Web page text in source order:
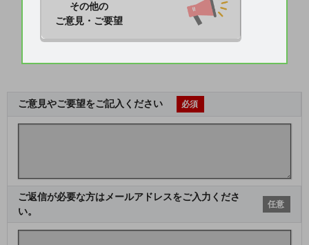
その他の
ご意見・ご要望
ご意見やご要望をご記入ください 必須
ご返信が必要な方はメールアドレスをご入力くださ
い。
任意